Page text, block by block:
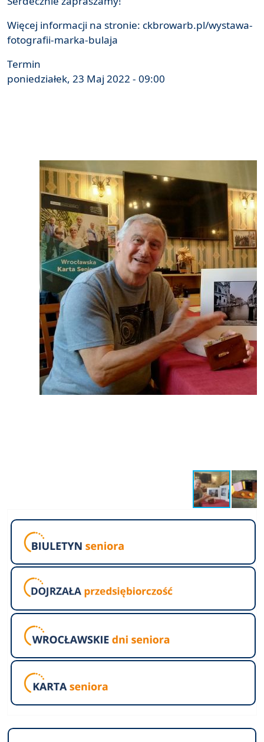
Więcej informacji na stronie: ckbrowarb.pl/wystawa-
fotografii-marka-bulaja
Termin
poniedziałek, 23 Maj 2022 - 09:00